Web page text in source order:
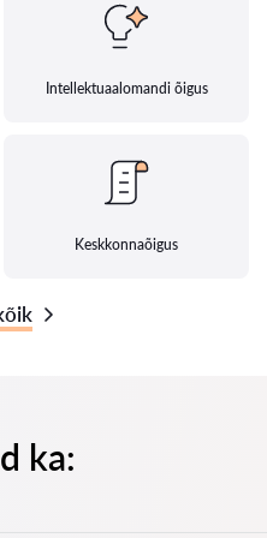
Intellektuaalomandi õigus
Keskkonnaõigus
ka: